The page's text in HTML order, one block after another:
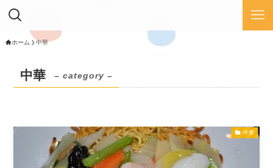
ホーム 中華
中華 – category –
中華